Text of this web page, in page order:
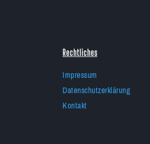
Rechtliches
Impressum
Datenschutzerklärung
Kontakt